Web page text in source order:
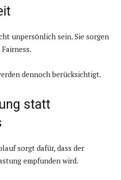
unpersönlich sein. Sie sorgen
dennoch berücksichtigt.
statt
sorgt dafür, dass der
empfunden wird.